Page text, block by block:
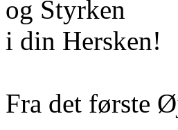
og Styrken
i din Hersken!
Fra det første